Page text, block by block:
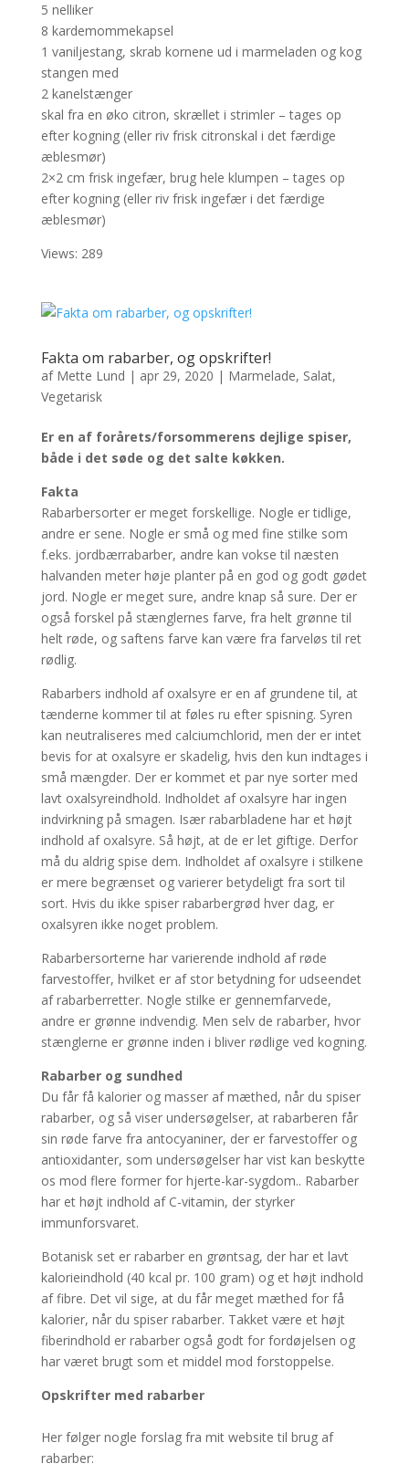
5 nelliker
8 kardemommekapsel
1 vaniljestang, skrab kornene ud i marmeladen og kog
stangen med
2 kanelstænger
skal fra en øko citron, skrællet i strimler – tages op
efter kogning (eller riv frisk citronskal i det færdige
æblesmør)
2×2 cm frisk ingefær, brug hele klumpen – tages op
efter kogning (eller riv frisk ingefær i det færdige
æblesmør)
Views: 289
Fakta om rabarber, og opskrifter!
af Mette Lund | apr 29, 2020 | Marmelade, Salat,
Vegetarisk
Er en af forårets/forsommerens dejlige spiser,
både i det søde og det salte køkken.
Fakta
Rabarbersorter er meget forskellige. Nogle er tidlige,
andre er sene. Nogle er små og med fine stilke som
f.eks. jordbærrabarber, andre kan vokse til næsten
halvanden meter høje planter på en god og godt gødet
jord. Nogle er meget sure, andre knap så sure. Der er
også forskel på stænglernes farve, fra helt grønne til
helt røde, og saftens farve kan være fra farveløs til ret
rødlig.
Rabarbers indhold af oxalsyre er en af grundene til, at
tænderne kommer til at føles ru efter spisning. Syren
kan neutraliseres med calciumchlorid, men der er intet
bevis for at oxalsyre er skadelig, hvis den kun indtages i
små mængder. Der er kommet et par nye sorter med
lavt oxalsyreindhold. Indholdet af oxalsyre har ingen
indvirkning på smagen. Især rabarbladene har et højt
indhold af oxalsyre. Så højt, at de er let giftige. Derfor
må du aldrig spise dem. Indholdet af oxalsyre i stilkene
er mere begrænset og varierer betydeligt fra sort til
sort. Hvis du ikke spiser rabarbergrød hver dag, er
oxalsyren ikke noget problem.
Rabarbersorterne har varierende indhold af røde
farvestoffer, hvilket er af stor betydning for udseendet
af rabarberretter. Nogle stilke er gennemfarvede,
andre er grønne indvendig. Men selv de rabarber, hvor
stænglerne er grønne inden i bliver rødlige ved kogning.
Rabarber og sundhed
Du får få kalorier og masser af mæthed, når du spiser
rabarber, og så viser undersøgelser, at rabarberen får
sin røde farve fra antocyaniner, der er farvestoffer og
antioxidanter, som undersøgelser har vist kan beskytte
os mod flere former for hjerte-kar-sygdom.. Rabarber
har et højt indhold af C-vitamin, der styrker
immunforsvaret.
Botanisk set er rabarber en grøntsag, der har et lavt
kalorieindhold (40 kcal pr. 100 gram) og et højt indhold
af fibre. Det vil sige, at du får meget mæthed for få
kalorier, når du spiser rabarber. Takket være et højt
fiberindhold er rabarber også godt for fordøjelsen og
har været brugt som et middel mod forstoppelse.
Opskrifter med rabarber
Her følger nogle forslag fra mit website til brug af
rabarber: